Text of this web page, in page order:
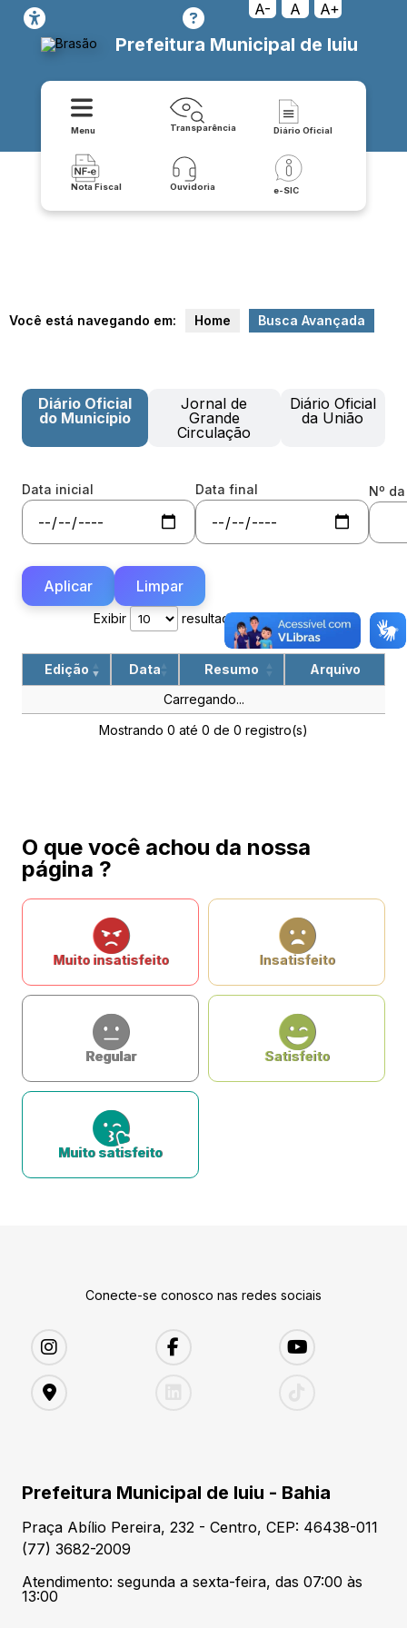
A- A A+
Prefeitura Municipal de Iuiu
Menu Transparência Diário Oficial
Nota Fiscal Ouvidoria e-SIC
Você está navegando em: Home Busca Avançada
Diário Oficial
do Município
Jornal de
Grande
Circulação
Diário Oficial
da União
Data inicial Data final Nº
Aplicar Limpar
Exibir resultados por página
Edição Data Resumo
Arquivo
Carregando...
Mostrando 0 até 0 de 0 registro(s)
O que você achou da nossa
página ?
Muito insatisfeito Insatisfeito
Regular Satisfeito
Muito satisfeito
Conecte-se conosco nas redes sociais
Prefeitura Municipal de Iuiu - Bahia
Praça Abílio Pereira, 232 - Centro, CEP: 46438-011
(77) 3682-2009
Atendimento: segunda a sexta-feira, das 07:00 às
13:00